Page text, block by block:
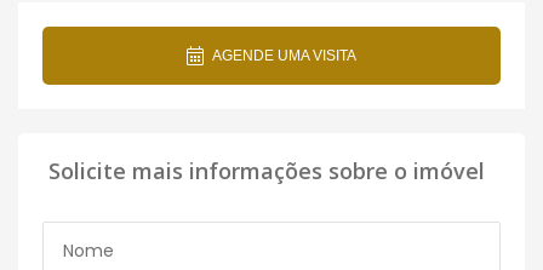
AGENDE UMA VISITA
Solicite mais informações sobre o imóvel